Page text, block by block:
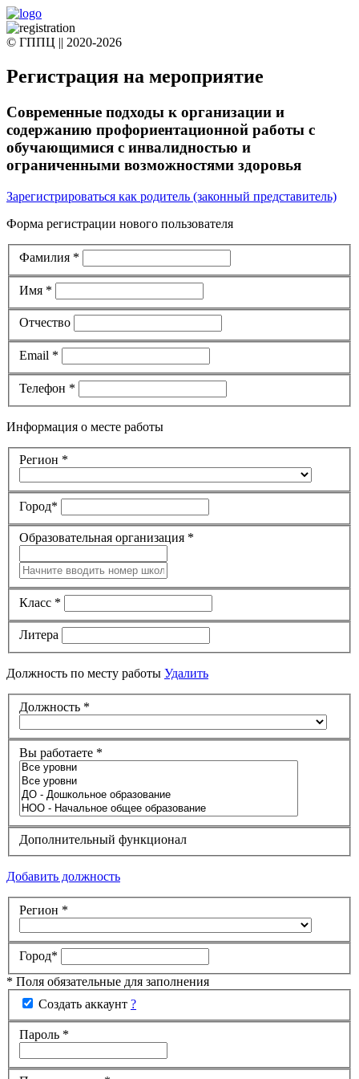
© ГППЦ || 2020-2026
Регистрация на мероприятие
Современные подходы к организации и
содержанию профориентационной работы с
обучающимися с инвалидностью и
ограниченными возможностями здоровья
Зарегистрироваться как родитель (законный представитель)
Форма регистрации нового пользователя
Фамилия *
Имя *
Отчество
Email *
Телефон *
Информация о месте работы
Регион *
Город*
Образовательная организация *
Класс *
Литера
Должность по месту работы Удалить
Должность *
Вы работаете *
Дополнительный функционал
Добавить должность
Регион *
Город*
* Поля обязательные для заполнения
Создать аккаунт ?
Пароль *